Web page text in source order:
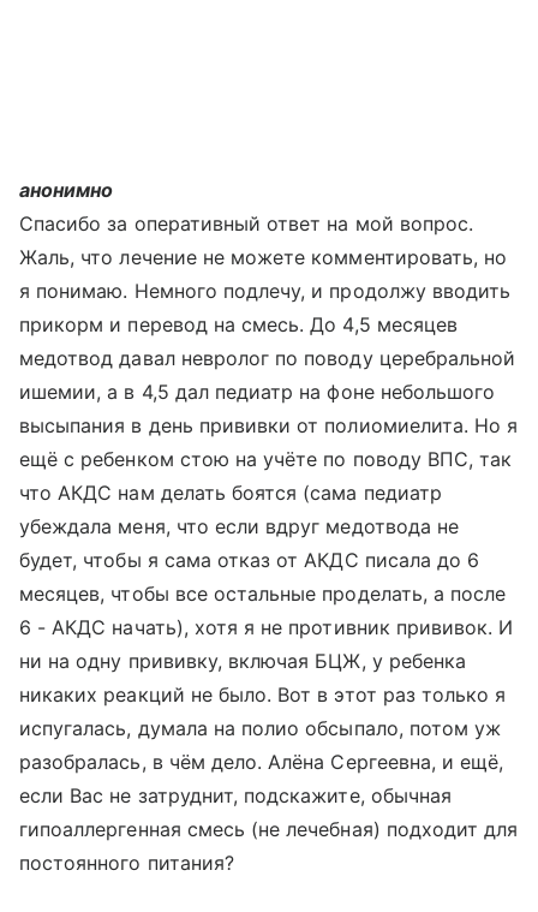
анонимно
Спасибо за оперативный ответ на мой вопрос.
Жаль, что лечение не можете комментировать, но
я понимаю. Немного подлечу, и продолжу вводить
прикорм и перевод на смесь. До 4,5 месяцев
медотвод давал невролог по поводу церебральной
ишемии, а в 4,5 дал педиатр на фоне небольшого
высыпания в день прививки от полиомиелита. Но я
ещё с ребенком стою на учёте по поводу ВПС, так
что АКДС нам делать боятся (сама педиатр
убеждала меня, что если вдруг медотвода не
будет, чтобы я сама отказ от АКДС писала до 6
месяцев, чтобы все остальные проделать, а после
6 - АКДС начать), хотя я не противник прививок. И
ни на одну прививку, включая БЦЖ, у ребенка
никаких реакций не было. Вот в этот раз только я
испугалась, думала на полио обсыпало, потом уж
разобралась, в чём дело. Алёна Сергеевна, и ещё,
если Вас не затруднит, подскажите, обычная
гипоаллергенная смесь (не лечебная) подходит для
постоянного питания?